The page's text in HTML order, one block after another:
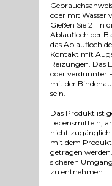
oder mit Wasser
Gießen Sie 2 l in
Ablaufloch der
das Ablaufloch
Kontakt mit
Reizungen. Das
oder verdünnter
mit der
sein.
Das Produkt ist
Lebensmitteln,
nicht zugänglich
mit dem
getragen
sicheren
zu entnehmen.